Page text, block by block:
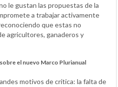
le gustan las propuestas de la
a trabajar activamente
que estas no
agricultores, ganaderos y
el nuevo Marco Plurianual
motivos de crítica: la falta de